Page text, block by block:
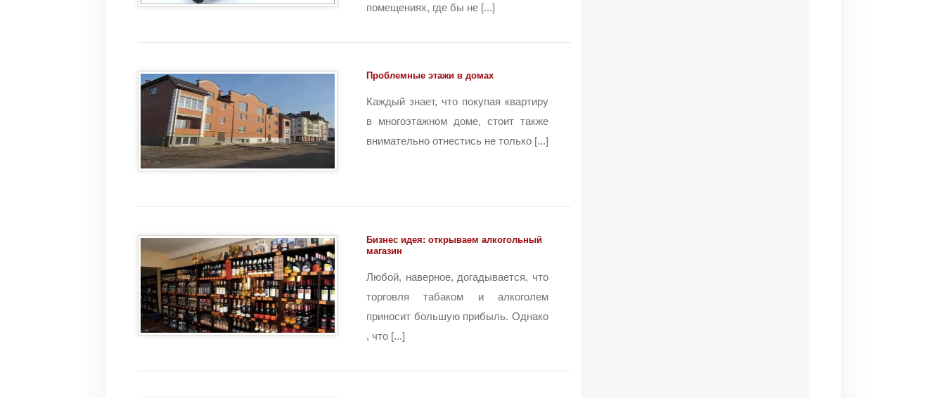
помещениях, где бы не [...]
Проблемные этажи в домах
Каждый знает, что покупая квартиру
в многоэтажном доме, стоит также
внимательно отнестись не только [...]
Бизнес идея: открываем алкогольный
магазин
Любой, наверное, догадывается, что
торговля табаком и алкоголем
приносит большую прибыль. Однако
, что [...]